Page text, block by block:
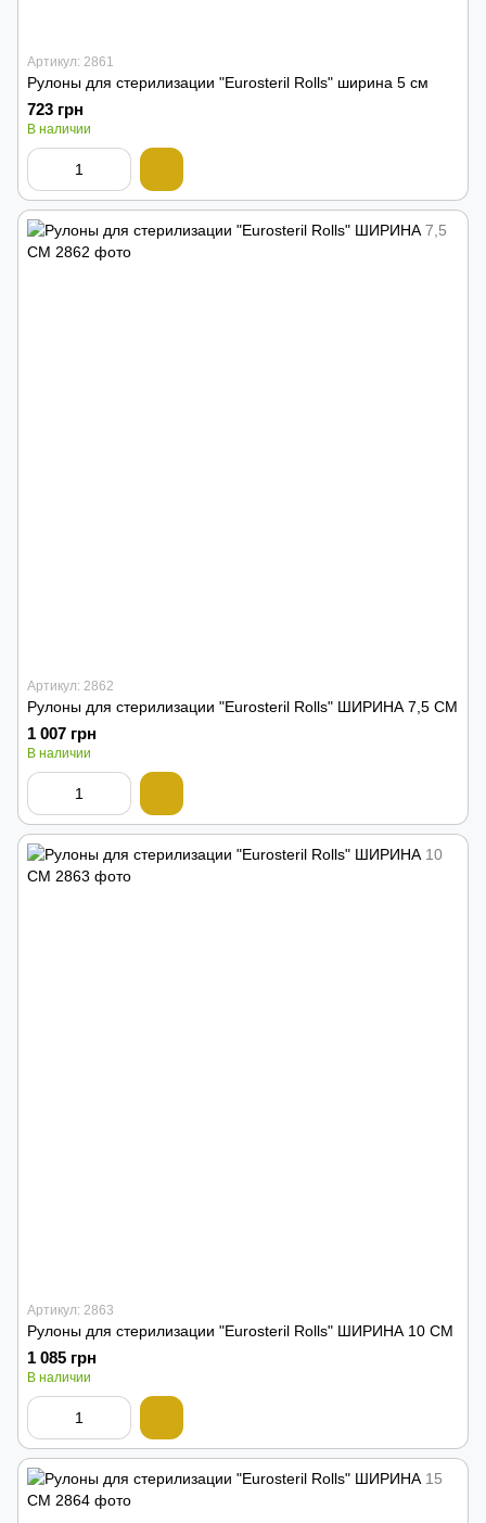
Артикул: 2861
Рулоны для стерилизации "Eurosteril Rolls" ширина 5 см
723 грн
В наличии
Артикул: 2862
Рулоны для стерилизации "Eurosteril Rolls" ШИРИНА 7,5 СМ
1 007 грн
В наличии
Артикул: 2863
Рулоны для стерилизации "Eurosteril Rolls" ШИРИНА 10 СМ
1 085 грн
В наличии